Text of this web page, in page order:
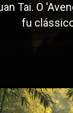
Tai. O
fu